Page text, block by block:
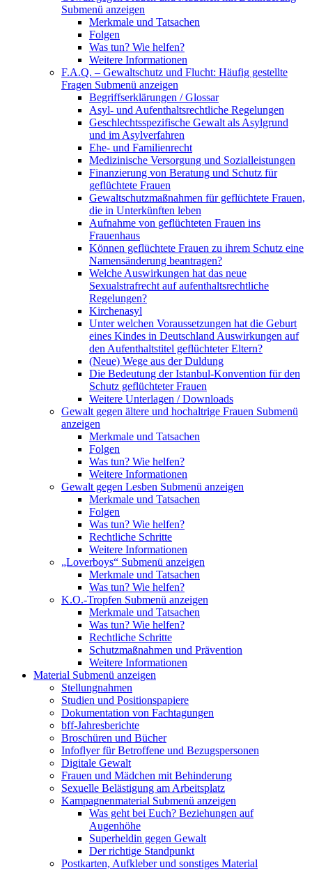
Submenü anzeigen
Merkmale und Tatsachen
Folgen
Was tun? Wie helfen?
Weitere Informationen
F.A.Q. – Gewaltschutz und Flucht: Häufig gestellte
Fragen Submenü anzeigen
Begriffserklärungen / Glossar
Asyl- und Aufenthaltsrechtliche Regelungen
Geschlechtsspezifische Gewalt als Asylgrund
und im Asylverfahren
Ehe- und Familienrecht
Medizinische Versorgung und Sozialleistungen
Finanzierung von Beratung und Schutz für
geflüchtete Frauen
Gewaltschutzmaßnahmen für geflüchtete Frauen,
die in Unterkünften leben
Aufnahme von geflüchteten Frauen ins
Frauenhaus
Können geflüchtete Frauen zu ihrem Schutz eine
Namensänderung beantragen?
Welche Auswirkungen hat das neue
Sexualstrafrecht auf aufenthaltsrechtliche
Regelungen?
Kirchenasyl
Unter welchen Voraussetzungen hat die Geburt
eines Kindes in Deutschland Auswirkungen auf
den Aufenthaltstitel geflüchteter Eltern?
(Neue) Wege aus der Duldung
Die Bedeutung der Istanbul-Konvention für den
Schutz geflüchteter Frauen
Weitere Unterlagen / Downloads
Gewalt gegen ältere und hochaltrige Frauen Submenü
anzeigen
Merkmale und Tatsachen
Folgen
Was tun? Wie helfen?
Weitere Informationen
Gewalt gegen Lesben Submenü anzeigen
Merkmale und Tatsachen
Folgen
Was tun? Wie helfen?
Rechtliche Schritte
Weitere Informationen
„Loverboys“ Submenü anzeigen
Merkmale und Tatsachen
Was tun? Wie helfen?
K.O.-Tropfen Submenü anzeigen
Merkmale und Tatsachen
Was tun? Wie helfen?
Rechtliche Schritte
Schutzmaßnahmen und Prävention
Weitere Informationen
Material Submenü anzeigen
Stellungnahmen
Studien und Positionspapiere
Dokumentation von Fachtagungen
bff-Jahresberichte
Broschüren und Bücher
Infoflyer für Betroffene und Bezugspersonen
Digitale Gewalt
Frauen und Mädchen mit Behinderung
Sexuelle Belästigung am Arbeitsplatz
Kampagnenmaterial Submenü anzeigen
Was geht bei Euch? Beziehungen auf
Augenhöhe
Superheldin gegen Gewalt
Der richtige Standpunkt
Postkarten, Aufkleber und sonstiges Material